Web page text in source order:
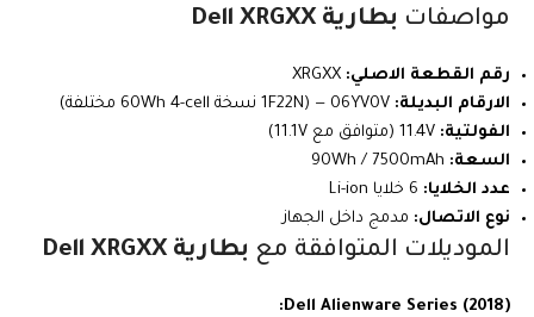
مواصفات بطارية Dell XRGXX
رقم القطعة الاصلي:
الارقام البديلة:
الفولتية:
السعة:
عدد الخلايا:
نوع الاتصال: مدمج داخل الجهاز
الموديلات المتوافقة مع بطارية Dell XRGXX
Dell Alienware Series (2018):